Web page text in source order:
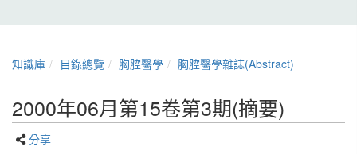
知識庫 目錄總覽 胸腔醫學 胸腔醫學雜誌(Abstract)
2000年06月第15卷第3期(摘要)
分享